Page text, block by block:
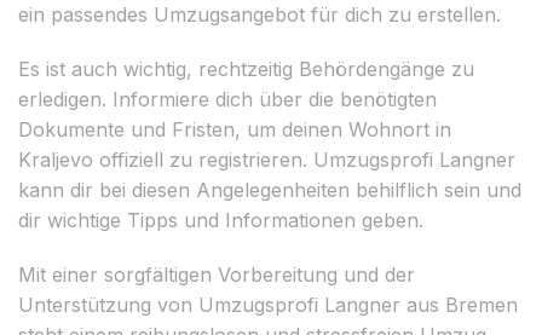
ein passendes Umzugsangebot für dich zu erstellen.
Es ist auch wichtig, rechtzeitig Behördengänge zu
erledigen. Informiere dich über die benötigten
Dokumente und Fristen, um deinen Wohnort in
Kraljevo offiziell zu registrieren. Umzugsprofi Langner
kann dir bei diesen Angelegenheiten behilflich sein und
dir wichtige Tipps und Informationen geben.
Mit einer sorgfältigen Vorbereitung und der
Unterstützung von Umzugsprofi Langner aus Bremen